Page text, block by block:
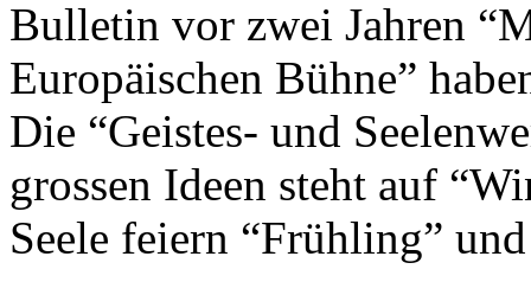
Bulletin vor zwei Jahren
Europäischen Bühne”
Die “Geistes- und
grossen Ideen steht auf
Seele feiern “Frühling”